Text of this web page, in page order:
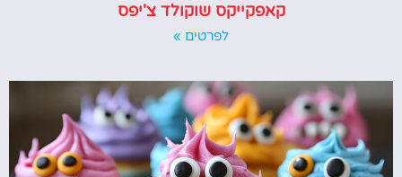
קאפקייקס שוקולד צ'יפס
לפרטים »